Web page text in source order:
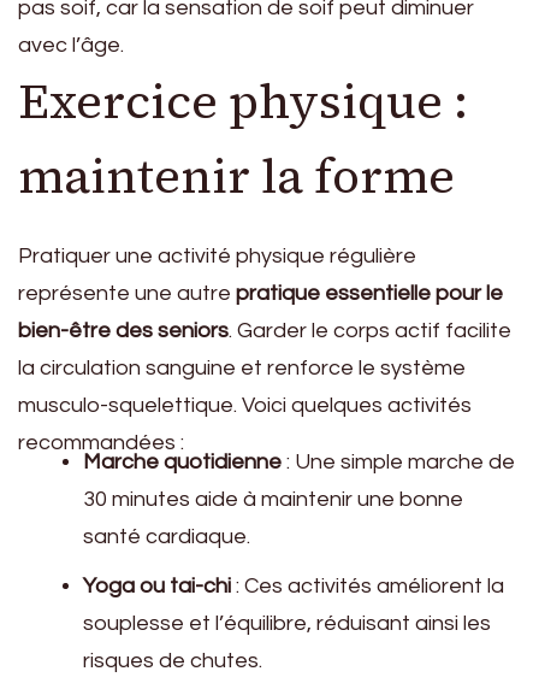
pas soif, car la sensation de soif peut diminuer
avec l’âge.
Exercice physique :
maintenir la forme
Pratiquer une activité physique régulière
représente une autre pratique essentielle pour le
bien-être des seniors. Garder le corps actif facilite
la circulation sanguine et renforce le système
musculo-squelettique. Voici quelques activités
recommandées :
Marche quotidienne : Une simple marche de
30 minutes aide à maintenir une bonne
santé cardiaque.
Yoga ou tai-chi : Ces activités améliorent la
souplesse et l’équilibre, réduisant ainsi les
risques de chutes.